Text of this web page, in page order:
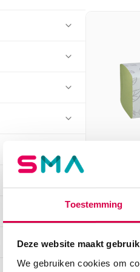
Toestemming
Deze website maakt
We gebruiken cookies om
Tork H3
25cm,
15 x 250